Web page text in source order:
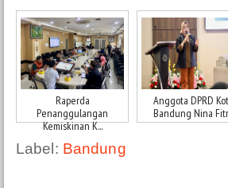
Raperda
Penanggulangan
Kemiskinan K...
Anggota DPRD
Bandung Nina
Label: Bandung